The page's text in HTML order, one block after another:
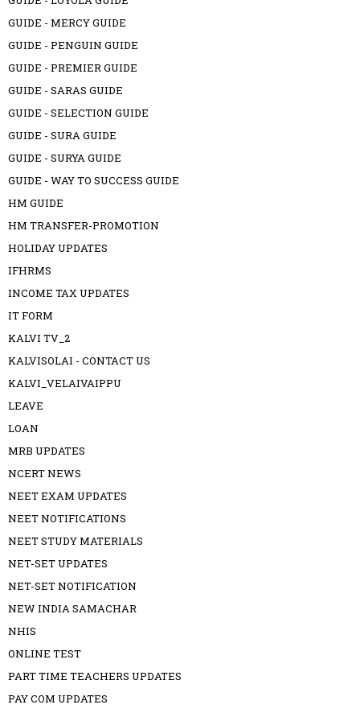
GUIDE - MERCY GUIDE
GUIDE - PENGUIN GUIDE
GUIDE - PREMIER GUIDE
GUIDE - SARAS GUIDE
GUIDE - SELECTION GUIDE
GUIDE - SURA GUIDE
GUIDE - SURYA GUIDE
GUIDE - WAY TO SUCCESS GUIDE
HM GUIDE
HM TRANSFER-PROMOTION
HOLIDAY UPDATES
IFHRMS
INCOME TAX UPDATES
IT FORM
KALVI TV_2
KALVISOLAI - CONTACT US
KALVI_VELAIVAIPPU
LEAVE
LOAN
MRB UPDATES
NCERT NEWS
NEET EXAM UPDATES
NEET NOTIFICATIONS
NEET STUDY MATERIALS
NET-SET UPDATES
NET-SET NOTIFICATION
NEW INDIA SAMACHAR
NHIS
ONLINE TEST
PART TIME TEACHERS UPDATES
PAY COM UPDATES